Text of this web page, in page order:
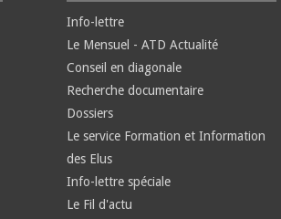
Info-lettre
Le Mensuel - ATD Actualité
Conseil en diagonale
Recherche documentaire
Dossiers
Le service Formation et Information
des Elus
Info-lettre spéciale
Le Fil d'actu